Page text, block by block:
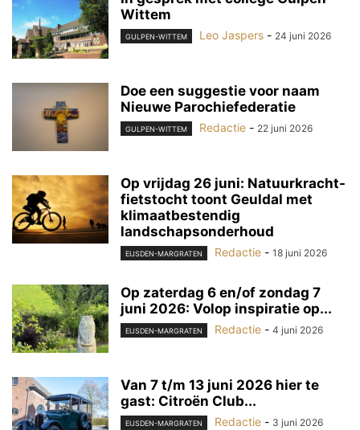
Wittem
GULPEN-WITTEM Leo Jaspers - 24 juni 2026
Doe een suggestie voor naam
Nieuwe Parochiefederatie
GULPEN-WITTEM Redactie - 22 juni 2026
Op vrijdag 26 juni: Natuurkracht-
fietstocht toont Geuldal met
klimaatbestendig
landschapsonderhoud
EIJSDEN-MARGRATEN Redactie - 18 juni 2026
Op zaterdag 6 en/of zondag 7
juni 2026: Volop inspiratie op...
EIJSDEN-MARGRATEN Redactie - 4 juni 2026
Van 7 t/m 13 juni 2026 hier te
gast: Citroën Club...
EIJSDEN-MARGRATEN Redactie - 3 juni 2026